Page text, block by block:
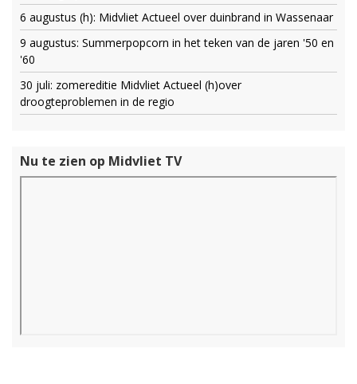
6 augustus (h): Midvliet Actueel over duinbrand in Wassenaar
9 augustus: Summerpopcorn in het teken van de jaren '50 en
'60
30 juli: zomereditie Midvliet Actueel (h)over
droogteproblemen in de regio
Nu te zien op Midvliet TV